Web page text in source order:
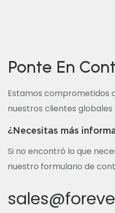
Ponte En
Estamos comprometidos
nuestros clientes
¿Necesitas más
Si no encontró lo que
nuestro formulario de